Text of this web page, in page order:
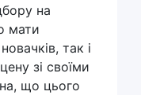
на
мати
так і
зі своїми
що цього